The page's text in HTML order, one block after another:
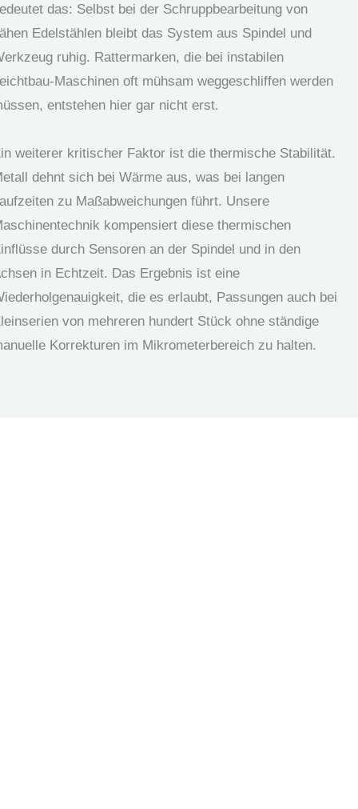
das: Selbst bei der Schruppbearbeitung von
Edelstählen bleibt das System aus Spindel und
ruhig. Rattermarken, die bei instabilen
Maschinen oft mühsam weggeschliffen werden
entstehen hier gar nicht erst.
weiterer kritischer Faktor ist die thermische Stabilität.
dehnt sich bei Wärme aus, was bei langen
zu Maßabweichungen führt. Unsere
kompensiert diese thermischen
durch Sensoren an der Spindel und in den
in Echtzeit. Das Ergebnis ist eine
die es erlaubt, Passungen auch bei
von mehreren hundert Stück ohne ständige
Korrekturen im Mikrometerbereich zu halten.